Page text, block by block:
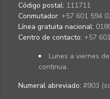
Código postal: 111711
Conmutador: +57 601 594
Línea gratuita nacional:
Centro de contacto: +57
Lunes a viernes
continua.
Numeral abreviado: #903